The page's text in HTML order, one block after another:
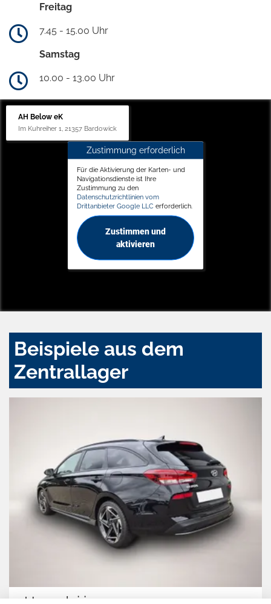
Freitag
7.45 - 15.00 Uhr
Samstag
10.00 - 13.00 Uhr
AH Below eK
Im Kuhreiher 1, 21357 Bardowick
Zustimmung erforderlich
Für die Aktivierung der Karten- und
Navigationsdienste ist Ihre
Zustimmung zu den
Datenschutzrichtlinien vom
Drittanbieter Google LLC erforderlich.
Zustimmen und
aktivieren
Beispiele aus dem
Zentrallager